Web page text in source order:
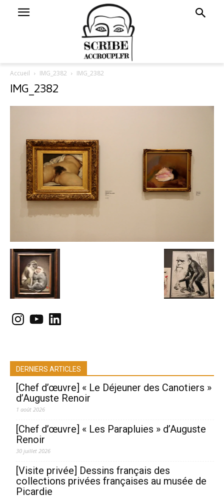
Accueil IMG_2382 IMG_2382
IMG_2382
Instagram
YouTubeLinkedIn
DERNIERS ARTICLES
[Chef d’œuvre] « Le Déjeuner des Canotiers »
d’Auguste Renoir
1 août 2026
[Chef d’œuvre] « Les Parapluies » d’Auguste
Renoir
30 juillet 2026
[Visite privée] Dessins français des
collections privées françaises au musée de
Picardie